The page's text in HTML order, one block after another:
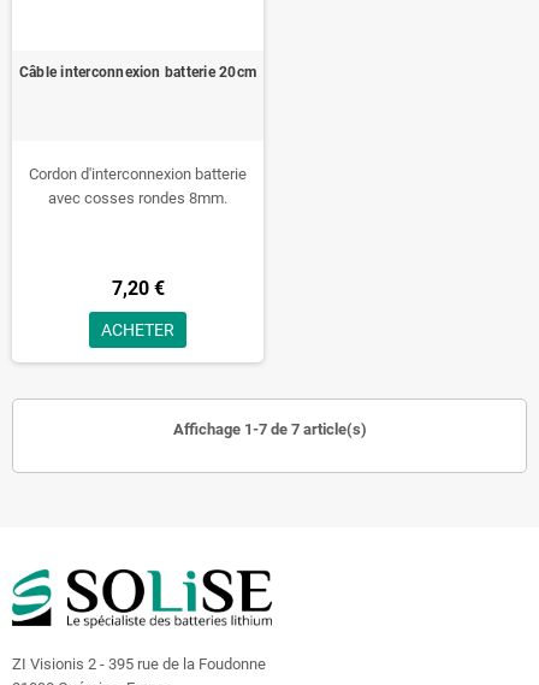
Câble interconnexion batterie 20cm
Cordon d'interconnexion batterie
avec cosses rondes 8mm.
7,20 €
ACHETER
Affichage 1-7 de 7 article(s)
ZI Visionis 2 - 395 rue de la Foudonne